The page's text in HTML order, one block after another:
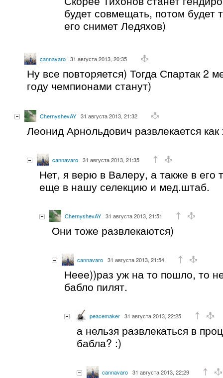
будет совмещать, потом будет
его снимет Ледяхов)
cannavaro 31 августа 2013, 20:35
Ну все повторяется) Тогда Спартак 2
году чемпионами станут)
ChernyshevAY 31 августа 2013, 21:32
Леонид Арнольдович развлекается
cannavaro 31 августа 2013, 21:35
Нет, я верю в Валеру, а также в его
еще в нашу селекцию и мед.штаб.
ChernyshevAY 31 августа 2013, 21:51
Они тоже развлекаются)
cannavaro 31 августа 2013, 21:54
Неее))раз уж на то пошло, то
бабло пилят.
peacemaker 31 августа 2013, 22:25
а нельзя развлекаться в
бабла? :)
cannavaro 31 августа 2013, 22:29